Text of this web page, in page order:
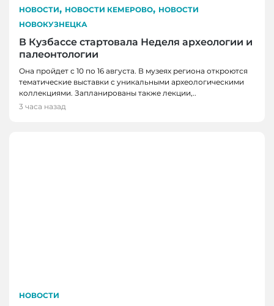
НОВОСТИ, НОВОСТИ КЕМЕРОВО, НОВОСТИ
НОВОКУЗНЕЦКА
В Кузбассе стартовала Неделя археологии и
палеонтологии
Она пройдет с 10 по 16 августа. В музеях региона откроются
тематические выставки с уникальными археологическими
коллекциями. Запланированы также лекции,..
3 часа назад
НОВОСТИ